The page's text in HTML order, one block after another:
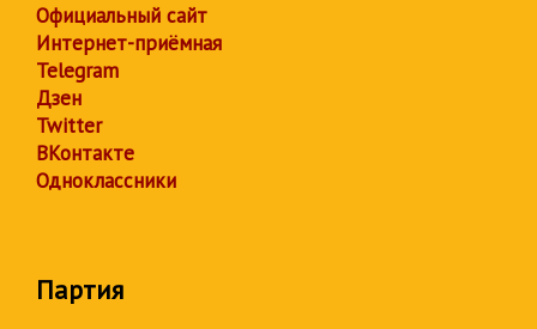
Официальный сайт
Интернет-приёмная
Telegram
Дзен
Twitter
ВКонтакте
Одноклассники
Партия